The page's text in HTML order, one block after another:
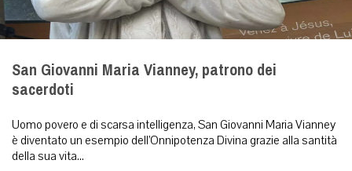
San Giovanni Maria Vianney, patrono dei
sacerdoti
Uomo povero e di scarsa intelligenza, San Giovanni Maria Vianney
è diventato un esempio dell’Onnipotenza Divina grazie alla santità
della sua vita...